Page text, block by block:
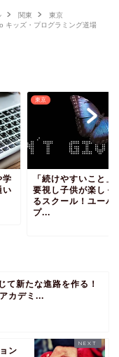
関東
東京
キッズ・プログラミング道場
学
い
東京
「続けやすいこと」
要視し子供が楽しく
るスクール！ユーバ
プ...
て新たな進路を作る！
カデミ...
ン